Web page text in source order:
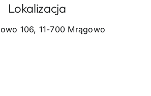
Lokalizacja
106, 11-700 Mrągowo